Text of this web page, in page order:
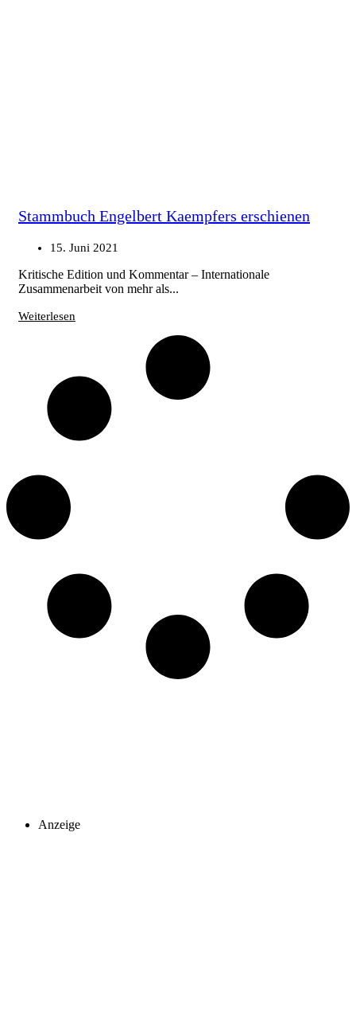
Stammbuch Engelbert Kaempfers erschienen
15. Juni 2021
Kritische Edition und Kommentar – Internationale
Zusammenarbeit von mehr als...
Weiterlesen
Anzeige